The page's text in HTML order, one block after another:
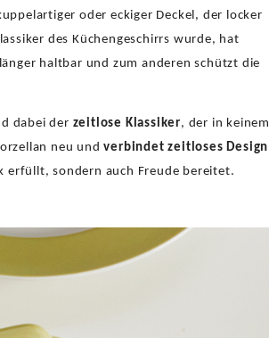
oder eckiger Deckel, der locker
des Küchengeschirrs wurde, hat
haltbar und zum anderen schützt die
dabei der zeitlose Klassiker, der in keinem
neu undverbindet zeitloses Design
erfüllt, sondern auch Freude bereitet.